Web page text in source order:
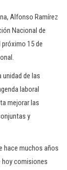
Alfonso Ramírez
Nacional de
próximo 15 de
de las
laboral
mejorar las
y
hace muchos años
hoy comisiones